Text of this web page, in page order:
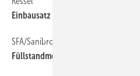
Einbausatz für fäkalienfreies
SFA/Sanibroy
Füllstandmessung per Radar